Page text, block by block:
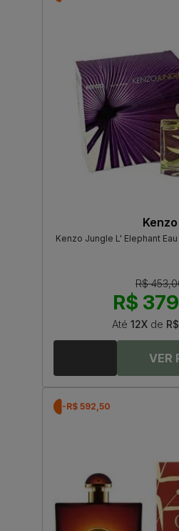
Kenzo
Kenzo Jungle L' Elephant
R$
R$
Até 12X de
-R$ 592,50